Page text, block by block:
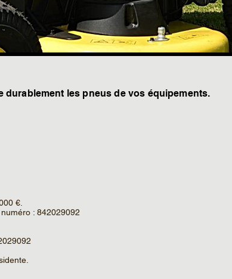
durablement les pneus de vos équipements.
€.
: 842029092